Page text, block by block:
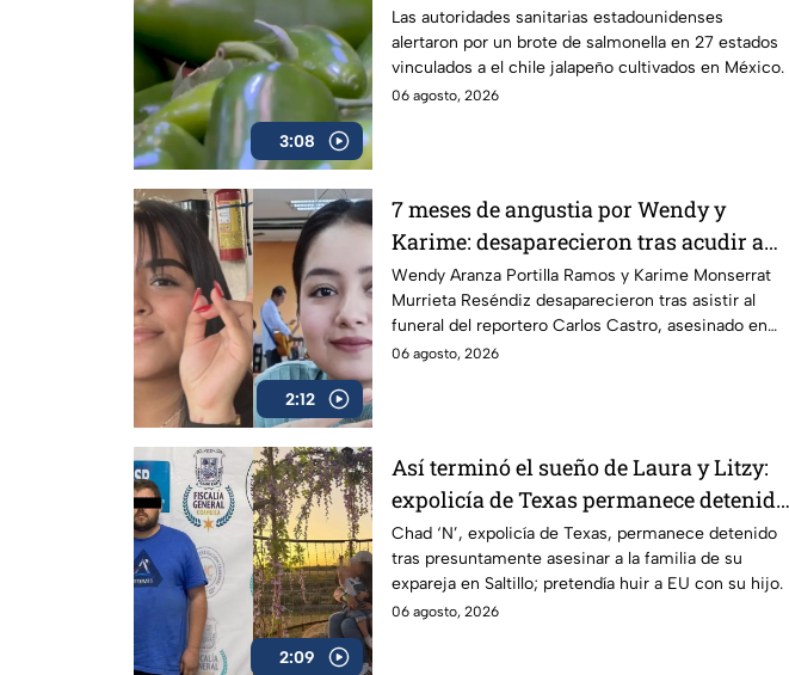
3:08
México
Las autoridades sanitarias estadounidenses
alertaron por un brote de salmonella en 27 estados
vinculados a el chile jalapeño cultivados en México.
06 agosto, 2026
2:12
7 meses de angustia por Wendy y
Karime: desaparecieron tras acudir a
funeral de reportero en Veracruz
Wendy Aranza Portilla Ramos y Karime Monserrat
Murrieta Reséndiz desaparecieron tras asistir al
funeral del reportero Carlos Castro, asesinado en
Poza Rica, Veracruz.
06 agosto, 2026
2:09
Así terminó el sueño de Laura y Litzy:
expolicía de Texas permanece detenido
por multihomicidio en Saltillo
Chad ‘N’, expolicía de Texas, permanece detenido
tras presuntamente asesinar a la familia de su
expareja en Saltillo; pretendía huir a EU con su hijo.
06 agosto, 2026